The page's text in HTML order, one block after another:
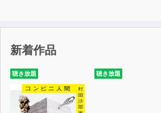
新着作品
聴き放題 聴き放題